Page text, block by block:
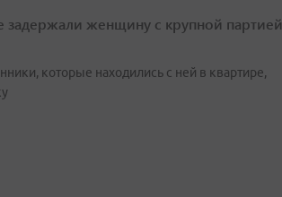
задержали женщину с крупной партией
которые находились с ней в квартире,